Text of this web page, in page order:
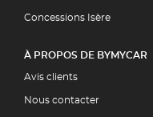
Concessions Isère
À PROPOS DE BYMYCAR
Avis clients
Nous contacter